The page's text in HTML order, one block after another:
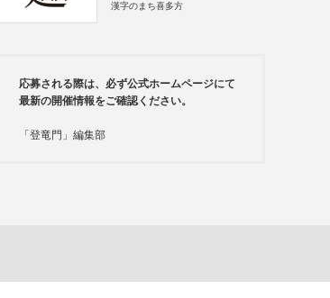
漢字のまち喜多方
応募される際は、必ず公式ホームページにて
最新の開催情報をご確認ください。
「登竜門」編集部